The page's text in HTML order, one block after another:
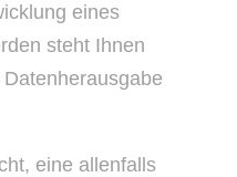
eines
steht Ihnen
eine allenfalls